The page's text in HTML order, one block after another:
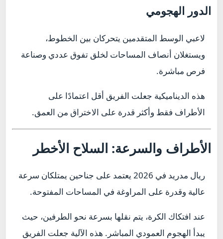
الدور الهجومي
لاعبي الوسط المتقدمين يتحركان بين الخطوط،
ويستغلان أنصاف المساحات لخلق تفوق عددي وصناعة
فرص مباشرة.
هذه الديناميكية جعلت الفريق أقل اعتمادًا على
الأطراف فقط وأكثر قدرة على الاختراق من العمق.
الأطراف والسرعة: السلاح الأخطر
ريال مدريد في 2026 يعتمد على جناحين يمتلكان سرعة
عالية وقدرة على المراوغة في المساحات المفتوحة.
عند افتكاك الكرة، يتم نقلها بسرعة نحو الطرفين، حيث
يبدأ الهجوم العمودي المباشر. هذه الآلية جعلت الفريق